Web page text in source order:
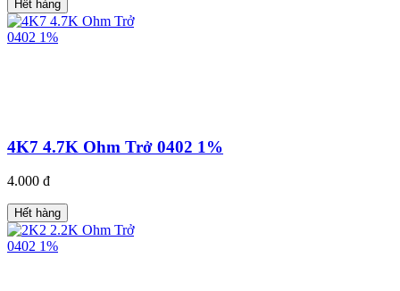
Hết hàng
4K7 4.7K Ohm Trở 0402 1%
4.000 đ
Hết hàng